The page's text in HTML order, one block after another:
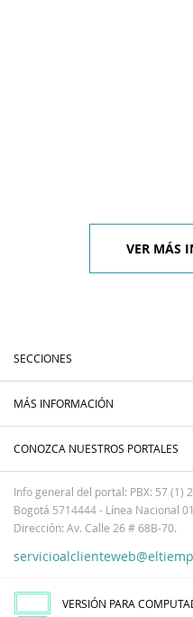
VER MÁS
SECCIONES
MÁS INFORMACIÓN
CONOZCA NUESTROS PORTALES
Info general del portal: PBX: 57 (1)
Bogotá 5714444 - Línea Nacional
Dirección: Av. Calle 26 # 68B-70.
VERSIÓN PARA